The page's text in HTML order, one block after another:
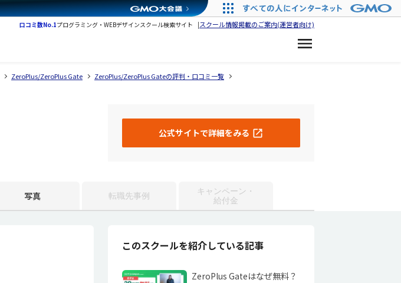
口コミ数No.1プログラミング・WEBデザインスクール検索サイト スクール情報掲載のご案内(運営者向け)
ZeroPlus/ZeroPlus Gate
ZeroPlus/ZeroPlus Gateの評判・口コミ一覧
公式サイトで詳細をみる
写真 転職先事例
キャンペーン・
給付金
このスクールを紹介している記事
ZeroPlus Gateはなぜ無料？